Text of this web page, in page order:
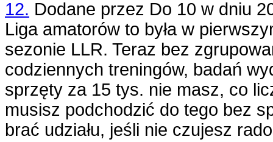
12. Dodane przez Do 10 w dniu
Liga amatorów to była w
sezonie LLR. Teraz bez
codziennych treningów, badań
sprzęty za 15 tys. nie masz, co
musisz podchodzić do tego bez
brać udziału, jeśli nie czujesz